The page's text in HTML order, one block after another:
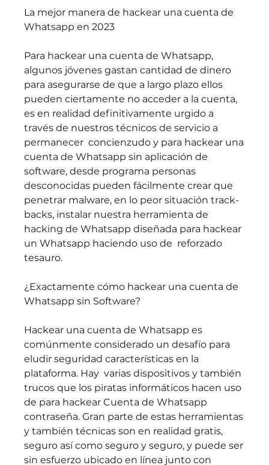
La mejor manera de hackear una cuenta de
Whatsapp en 2023
Para hackear una cuenta de Whatsapp,
algunos jóvenes gastan cantidad de dinero
para asegurarse de que a largo plazo ellos
pueden ciertamente no acceder a la cuenta,
es en realidad definitivamente urgido a
través de nuestros técnicos de servicio a
permanecer  concienzudo y para hackear una
cuenta de Whatsapp sin aplicación de
software, desde programa personas
desconocidas pueden fácilmente crear que
penetrar malware, en lo peor situación track-
backs, instalar nuestra herramienta de
hacking de Whatsapp diseñada para hackear
un Whatsapp haciendo uso de  reforzado
tesauro.
¿Exactamente cómo hackear una cuenta de
Whatsapp sin Software?
Hackear una cuenta de Whatsapp es
comúnmente considerado un desafío para
eludir seguridad características en la
plataforma. Hay  varias dispositivos y también
trucos que los piratas informáticos hacen uso
de para hackear Cuenta de Whatsapp
contraseña. Gran parte de estas herramientas
y también técnicas son en realidad gratis,
seguro así como seguro y seguro, y puede ser
sin esfuerzo ubicado en línea junto con